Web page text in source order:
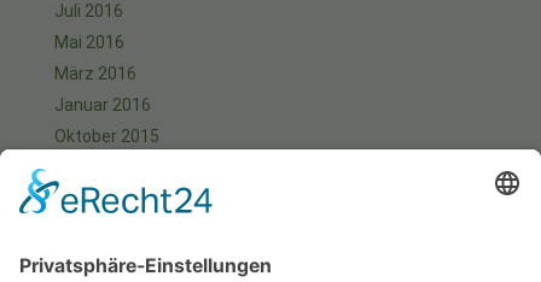
Juli 2016
Mai 2016
März 2016
Januar 2016
Oktober 2015
August 2015
Juni 2015